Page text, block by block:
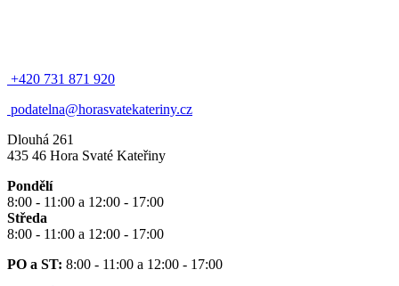
+420 731 871 920
podatelna@horasvatekateriny.cz
Dlouhá 261
435 46 Hora Svaté Kateřiny
Pondělí
8:00 - 11:00 a 12:00 - 17:00
Středa
8:00 - 11:00 a 12:00 - 17:00
PO a ST: 8:00 - 11:00 a 12:00 - 17:00